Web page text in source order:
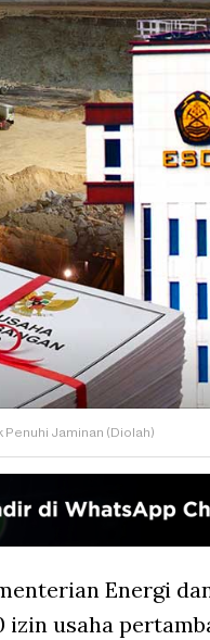
Penuhi Jaminan (Diolah)
Energi
izin usaha